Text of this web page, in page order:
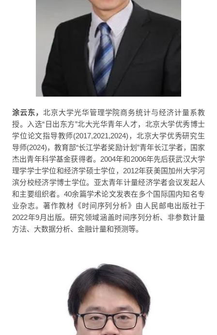
涂云东， 北京大学光华管理学院商务统计与经济计量系教
授。入选“日出东方”北大光华青年人才，北京大学优秀博士
学位论文指导教师(2017,2021,2024)，北京大学优秀研究生
导师(2024)，教育部“长江学者奖励计划”青年长江学者，国家
杰出青年科学基金获得者。2004年和2006年先后获武汉大学
理学学士学位和经济学硕士学位，2012年获美国加州大学河
滨分校经济学博士学位。亚太青年计量经济学者会议发起人
和主要组织者。40余篇学术论文发表在多个国际国内知名专
业杂志。著作教材《时间序列分析》由人民邮电出版社于
2022年9月出版。研究领域涵盖时间序列分析、非参数计量
方法、大数据分析、金融计量和预测等。